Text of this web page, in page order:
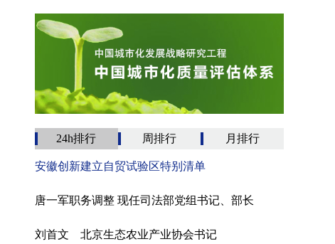
24h排行 周排行 月排行
安徽创新建立自贸试验区特别清单
唐一军职务调整 现任司法部党组书记、部长
刘首文 北京生态农业产业协会书记